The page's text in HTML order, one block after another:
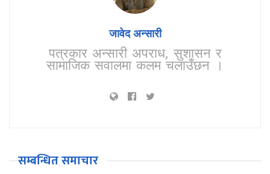
जावेद अन्सारी
पत्रकार अन्सारी अपराध, सुशासन र
सामाजिक सवालमा कलम चलाउँछन ।
सम्बन्धित समाचार